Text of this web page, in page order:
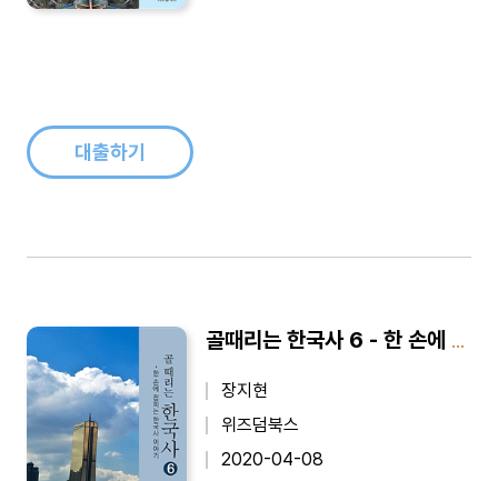
대출하기
골때리는 한국사 6 - 한 손에 잡히는 한국사 이야기
장지현
위즈덤북스
2020-04-08